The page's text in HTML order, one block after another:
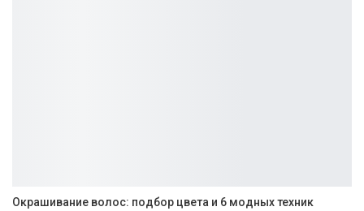
Окрашивание волос: подбор цвета и 6 модных техник